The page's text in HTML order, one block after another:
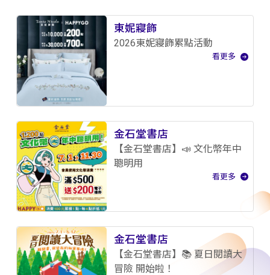
東妮寢飾
2026東妮寢飾累點活動
看更多
金石堂書店
【金石堂書店】📣 文化幣年中
聰明用
看更多
金石堂書店
【金石堂書店】📚 夏日閱讀大
冒險 開始啦！